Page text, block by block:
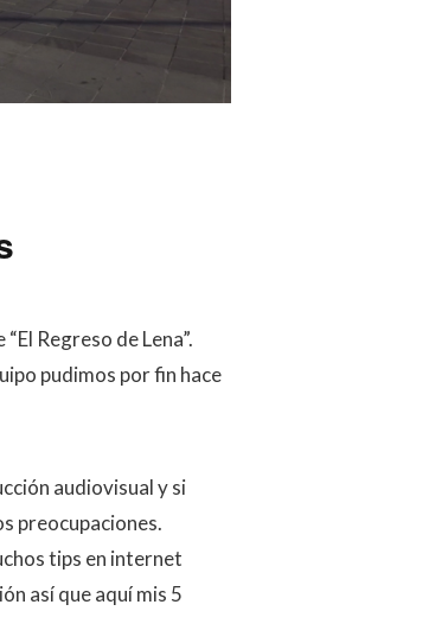
Regreso de Lena”.
pudimos por fin hace
audiovisual y si
preocupaciones.
tips en internet
así que aquí mis 5